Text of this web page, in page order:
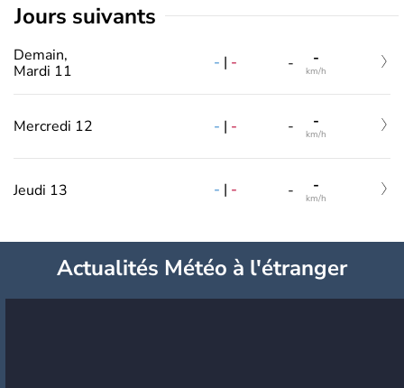
jours suivants
Demain,
Mardi 11
- | - - -
km/h
Mercredi 12 - | - - -
km/h
Jeudi 13 - | - - -
km/h
Actualités Météo à l'étranger